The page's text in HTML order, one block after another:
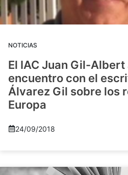
NOTICIAS
El IAC Juan Gil-Albert
encuentro con el
Álvarez Gil sobre los
Europa
24/09/2018